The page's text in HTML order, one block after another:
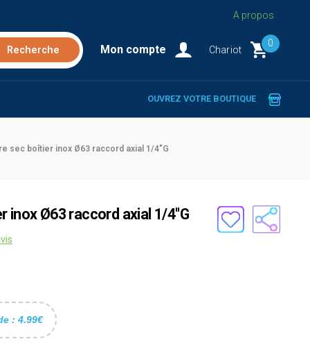
A propos
Mon compte Chariot
0
OUVREZ VOTRE BOUTIQUE
sec boîtier inox Ø63 raccord axial 1/4"G
inox Ø63 raccord axial 1/4"G
: 4.99€